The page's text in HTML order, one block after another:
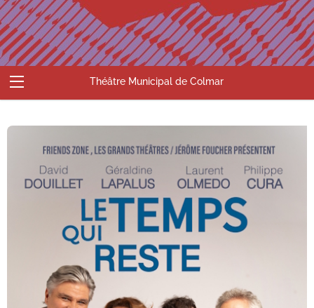
Théâtre Municipal de Colmar